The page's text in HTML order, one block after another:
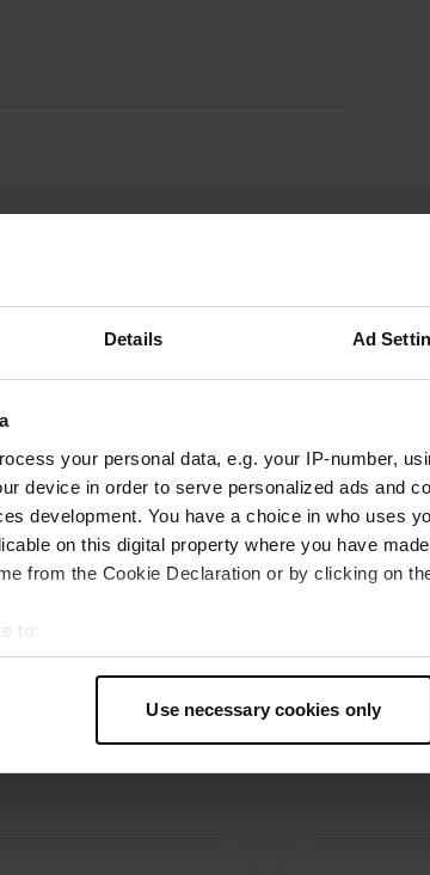
Details Ad
your personal data, e.g. your IP-number,
device in order to serve personalized ads and
development. You have a choice in who uses
on this digital property where you have
from the Cookie Declaration or by clicking on
to:
geographical location which can be accurate
personal data is processed and set your
Use necessary cookies only
gevraagd. Kennen de
plek bij
kan bezoeken.
Stuurt veel info